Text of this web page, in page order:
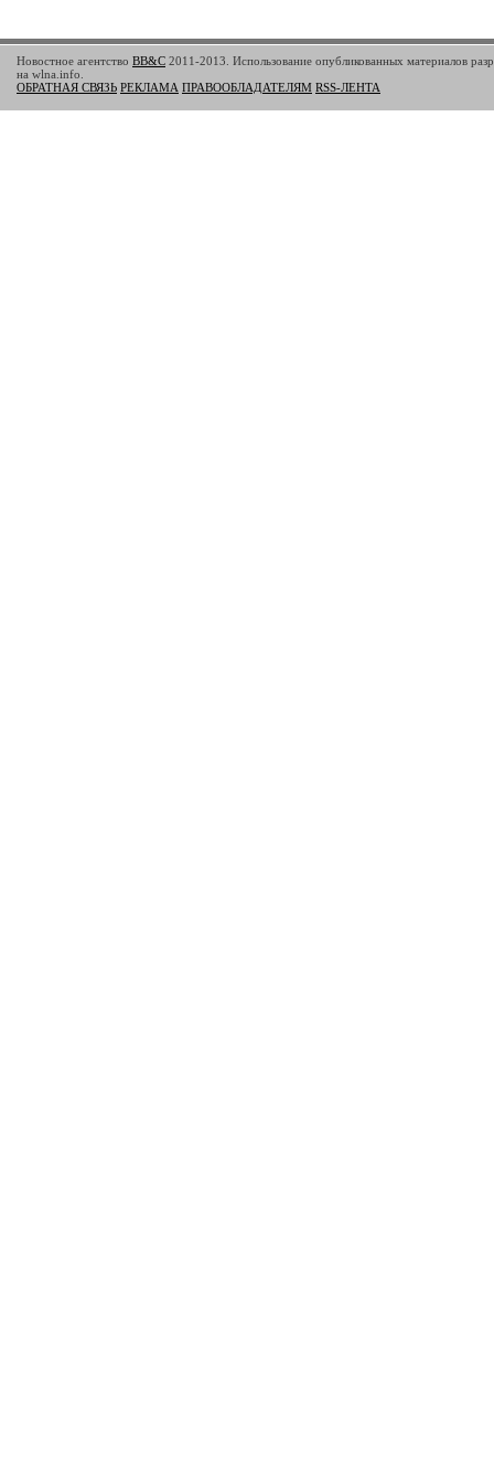
Новостное агентство BB&C 2011-2013. Использование опубликованных материалов
на wlna.info.
ОБРАТНАЯ СВЯЗЬ РЕКЛАМА ПРАВООБЛАДАТЕЛЯМ RSS-ЛЕНТА